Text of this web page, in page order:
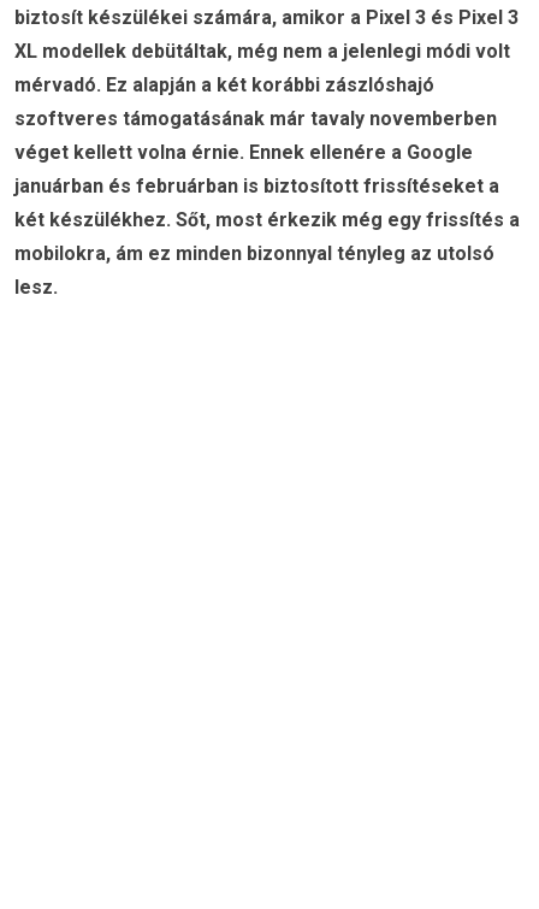
biztosít készülékei számára, amikor a Pixel 3 és Pixel 3
XL modellek debütáltak, még nem a jelenlegi módi volt
mérvadó. Ez alapján a két korábbi zászlóshajó
szoftveres támogatásának már tavaly novemberben
véget kellett volna érnie. Ennek ellenére a Google
januárban és februárban is biztosított frissítéseket a
két készülékhez. Sőt, most érkezik még egy frissítés a
mobilokra, ám ez minden bizonnyal tényleg az utolsó
lesz.